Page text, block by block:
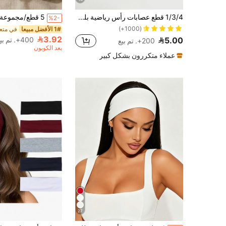
1/3/4 قطع عصابات رأس رياضية بلون موحد، أشرطة شعر مرنة ناعمة، عصابة عرق قابلة للتنفس بتصميم توربان لليوجا والتمارين & الارتداء اليومي
(1000+)
5.00 200+. تم بيع
عملاء متكررون بشكل كبير
%2-
1# الأفضل مبيعا
3.92 400+. تم بيع
بعد الكوبون
27